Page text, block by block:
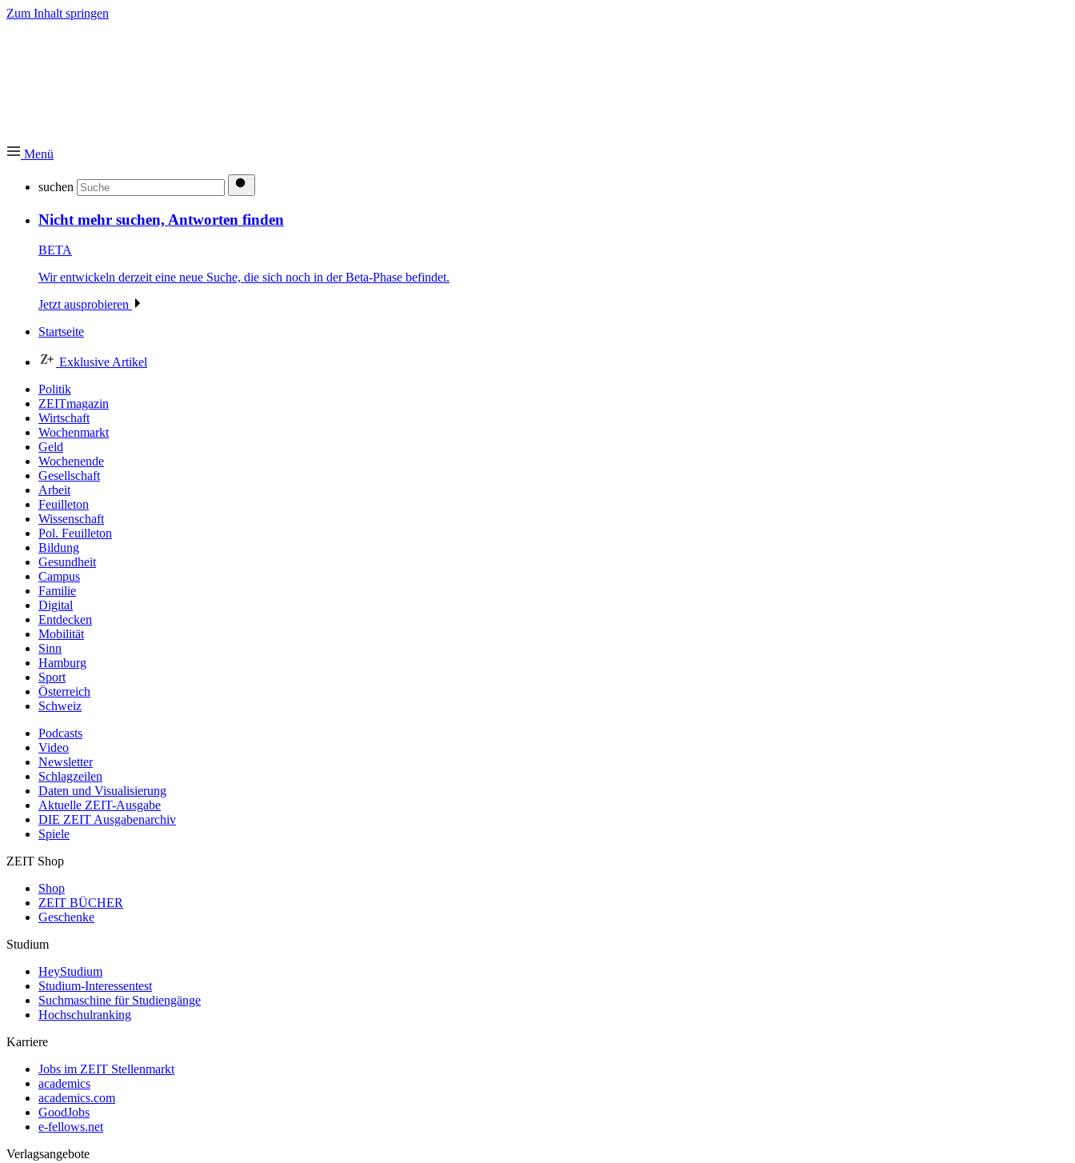
Zum Inhalt springen
Menü
suchen
Nicht mehr suchen, Antworten finden
BETA
Wir entwickeln derzeit eine neue Suche, die sich noch in der Beta-Phase befindet.
Jetzt ausprobieren
Startseite
Exklusive Artikel
Politik
ZEITmagazin
Wirtschaft
Wochenmarkt
Geld
Wochenende
Gesellschaft
Arbeit
Feuilleton
Wissenschaft
Pol. Feuilleton
Bildung
Gesundheit
Campus
Familie
Digital
Entdecken
Mobilität
Sinn
Hamburg
Sport
Österreich
Schweiz
Podcasts
Video
Newsletter
Schlagzeilen
Daten und Visualisierung
Aktuelle ZEIT-Ausgabe
DIE ZEIT Ausgabenarchiv
Spiele
ZEIT Shop
Shop
ZEIT BÜCHER
Geschenke
Studium
HeyStudium
Studium-Interessentest
Suchmaschine für Studiengänge
Hochschulranking
Karriere
Jobs im ZEIT Stellenmarkt
academics
academics.com
GoodJobs
e-fellows.net
Verlagsangebote